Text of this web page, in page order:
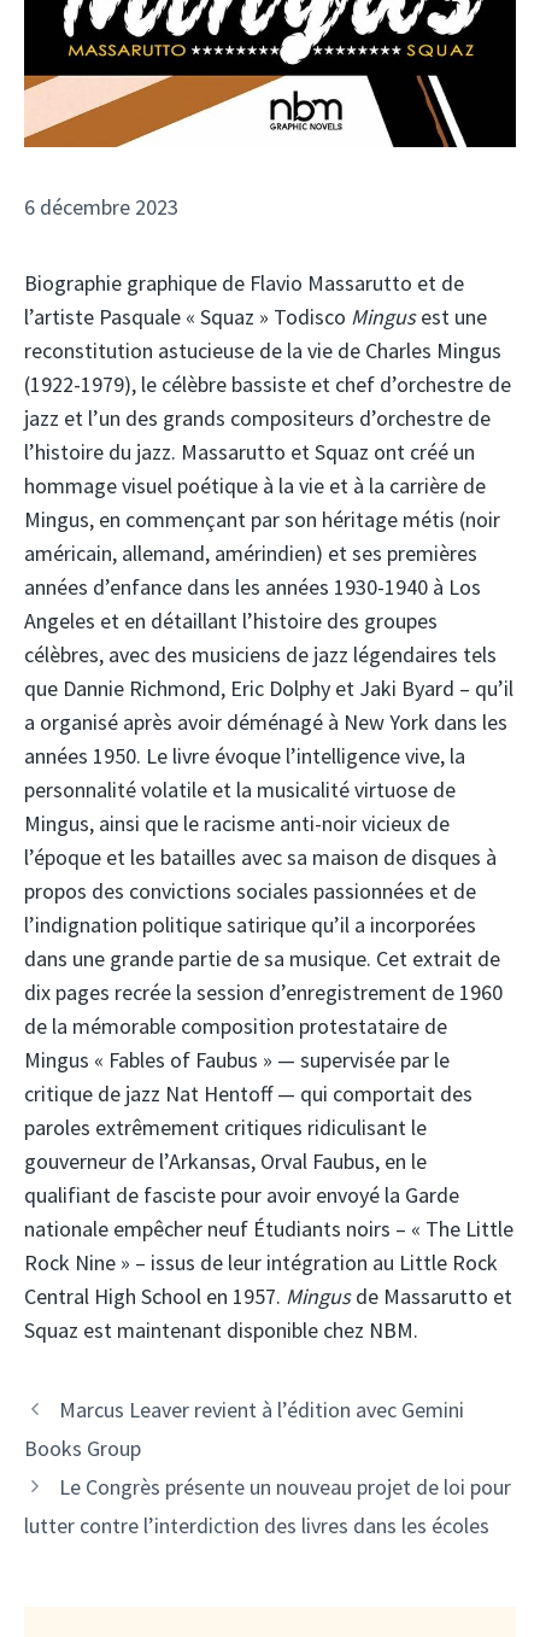
6 décembre 2023
Biographie graphique de Flavio Massarutto et de
l’artiste Pasquale « Squaz » Todisco Mingusest une
reconstitution astucieuse de la vie de Charles Mingus
(1922-1979), le célèbre bassiste et chef d’orchestre de
jazz et l’un des grands compositeurs d’orchestre de
l’histoire du jazz. Massarutto et Squaz ont créé un
hommage visuel poétique à la vie et à la carrière de
Mingus, en commençant par son héritage métis (noir
américain, allemand, amérindien) et ses premières
années d’enfance dans les années 1930-1940 à Los
Angeles et en détaillant l’histoire des groupes
célèbres, avec des musiciens de jazz légendaires tels
que Dannie Richmond, Eric Dolphy et Jaki Byard – qu’il
a organisé après avoir déménagé à New York dans les
années 1950. Le livre évoque l’intelligence vive, la
personnalité volatile et la musicalité virtuose de
Mingus, ainsi que le racisme anti-noir vicieux de
l’époque et les batailles avec sa maison de disques à
propos des convictions sociales passionnées et de
l’indignation politique satirique qu’il a incorporées
dans une grande partie de sa musique. Cet extrait de
dix pages recrée la session d’enregistrement de 1960
de la mémorable composition protestataire de
Mingus « Fables of Faubus » — supervisée par le
critique de jazz Nat Hentoff — qui comportait des
paroles extrêmement critiques ridiculisant le
gouverneur de l’Arkansas, Orval Faubus, en le
qualifiant de fasciste pour avoir envoyé la Garde
nationale empêcher neuf Étudiants noirs – « The Little
Rock Nine » – issus de leur intégration au Little Rock
Central High School en 1957. Mingusde Massarutto et
Squaz est maintenant disponible chez NBM.
Marcus Leaver revient à l’édition avec Gemini
Books Group
Le Congrès présente un nouveau projet de loi pour
lutter contre l’interdiction des livres dans les écoles